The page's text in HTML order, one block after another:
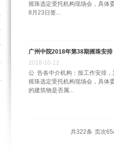
摇珠选定受托机构现场会，具体
8月23日签...
广州中院2018年第38期摇珠安排
公 告各中介机构：按工作安排
摇珠选定受托机构现场会，具体
的建筑物是否属...
2018-10-12
共322条 页次